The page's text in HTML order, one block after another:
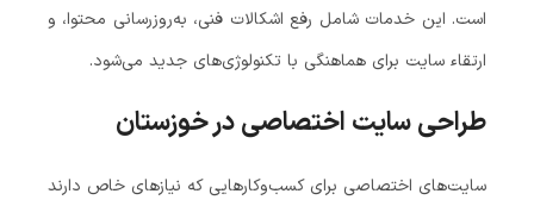
است. این خدمات شامل رفع اشکالات فنی، به‌روزرسانی محتوا، و
ارتقاء سایت برای هماهنگی با تکنولوژی‌های جدید می‌شود.
طراحی سایت اختصاصی در خوزستان
سایت‌های اختصاصی برای کسب‌وکارهایی که نیازهای خاص دارند